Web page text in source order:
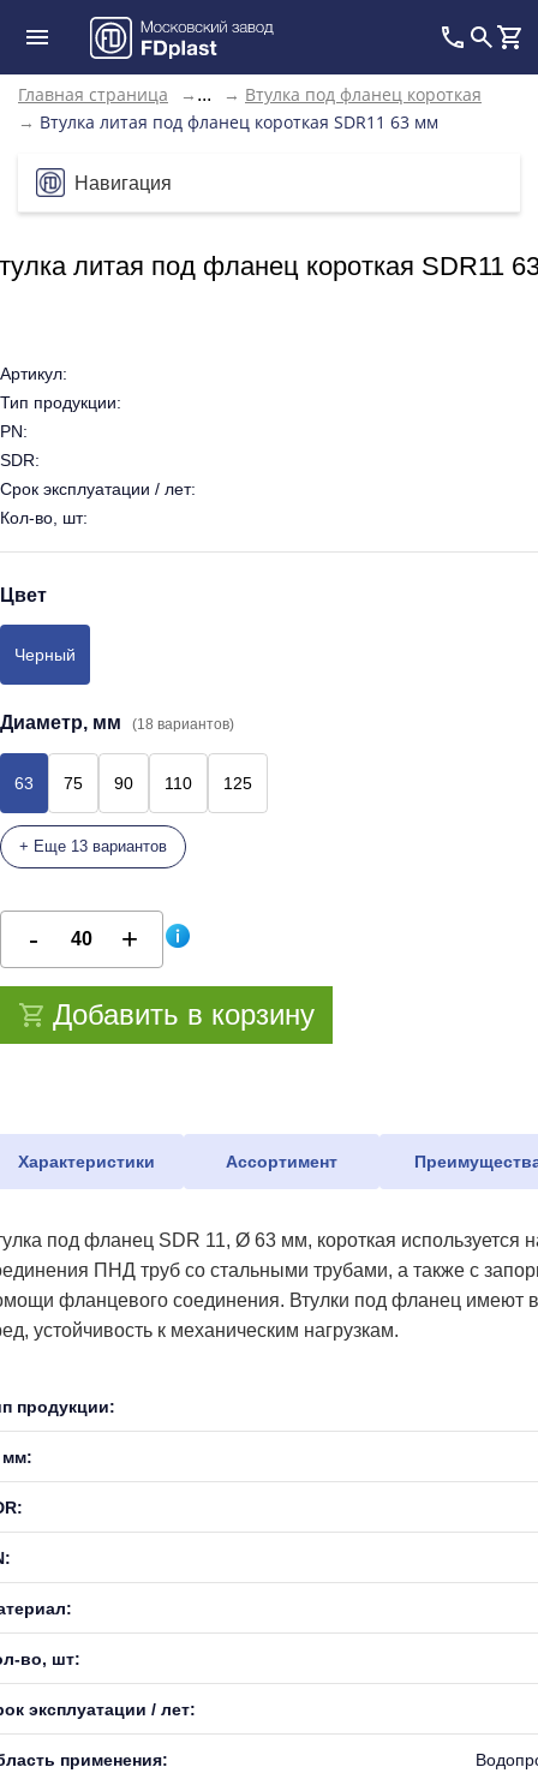
Главная страница → ... → Втулка под фланец короткая
→ Втулка литая под фланец короткая SDR11 63 мм
Навигация
литая под фланец короткая SDR11
Артикул:
Тип продукции:
PN:
SDR:
Срок эксплуатации / лет:
Кол-во, шт:
Цвет
Черный
Диаметр, мм (18 вариантов)
63 75 90 110 125
+ Еще 13 вариантов
Добавить в корзину
Характеристики Ассортимент
под фланец SDR 11, Ø 63 мм, короткая используется
ПНД труб со стальными трубами, а также с
фланцевого соединения. Втулки под фланец имеют
устойчивость к механическим нагрузкам.
продукции:
мм:
во, шт:
эксплуатации / лет:
применения: